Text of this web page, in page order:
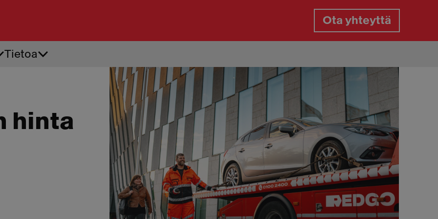
Ota yhteyttä
Auton käynnistysapu
Auton oven avaus
Rengaspalvelu
Rengasrikko päivystys
Renkaan paikkaus tien päällä
Renkaanvaihto tien päällä
Renkaiden vaihto kotipihassa
Tietoa
hinta